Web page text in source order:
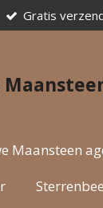
Gratis
Maansteen